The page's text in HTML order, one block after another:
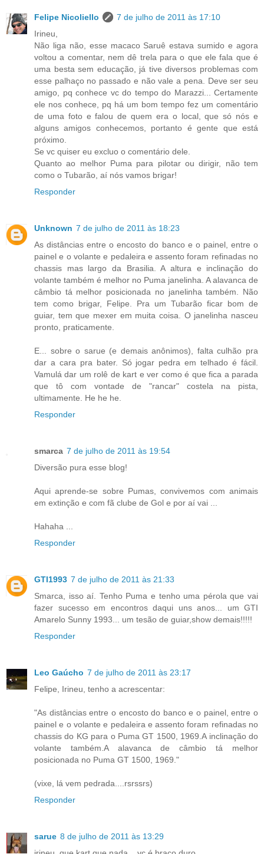
Felipe Nicoliello
7 de julho de 2011 às 17:10
Irineu,
Não liga não, esse macaco Saruê estava sumido e agora
voltou a comentar, nem dê trela para o que ele fala que é
uma besta sem educação, já tive diversos problemas com
esse palhaço no passado e não vale a pena. Deve ser seu
amigo, pq conhece vc do tempo do Marazzi... Certamente
ele nos conhece, pq há um bom tempo fez um comentário
de uma foto e falou de quem era o local, que só nós e
alguns amigos conhecemos, portanto é gente que está
próximo.
Se vc quiser eu excluo o comentário dele.
Quanto ao melhor Puma para pilotar ou dirigir, não tem
como o Tubarão, aí nós vamos brigar!
Responder
Unknown 7 de julho de 2011 às 18:23
As distâncias entre o encosto do banco e o painel, entre o
painel e o volante e pedaleira e assento foram refinadas no
chassis mas largo da Brasilia. A altura e inclinação do
volante também é melhor no Puma janelinha. A alavanca de
câmbio tá melhor posicionada no janelinha também. Não
tem como brigar, Felipe. Pra um Tubarão ficar bom de
guiar, tem que mexer em muita coisa. O janelinha nasceu
pronto, praticamente.
E... sobre o sarue (e demais anônimos), falta culhão pra
dar a cara pra bater. Só jogar pedra em telhado é fácil.
Vamulá dar um rolê de kart e ver como é que fica a parada
que tô com vontade de "rancar" costela na pista,
ultimamente. He he he.
Responder
smarca 7 de julho de 2011 às 19:54
Diversão pura esse blog!
Aqui aprende-se sobre Pumas, convivemos com animais
em extinção e com fã clube de Gol e por aí vai ...
Hahaha ...
Responder
GTI1993 7 de julho de 2011 às 21:33
Smarca, isso aí. Tenho Puma e tenho uma pérola que vai
fazer sucesso em encontros daqui uns anos... um GTI
Amarelo Sunny 1993... um tesão de guiar,show demais!!!!!
Responder
Leo Gaúcho 7 de julho de 2011 às 23:17
Felipe, Irineu, tenho a acrescentar:
"As distâncias entre o encosto do banco e o painel, entre o
painel e o volante e pedaleira e assento foram refinadas no
chassis do KG para o Puma GT 1500, 1969.A inclinação do
volante também.A alavanca de câmbio tá melhor
posicionada no Puma GT 1500, 1969."
(vixe, lá vem pedrada....rsrssrs)
Responder
sarue 8 de julho de 2011 às 13:29